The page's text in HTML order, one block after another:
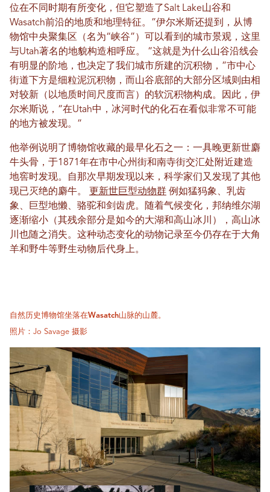
位在不同时期有所变化，但它塑造了Salt Lake山谷和
Wasatch前沿的地质和地理特征。”伊尔米斯还提到，从博
物馆中央聚集区（名为“峡谷”）可以看到的城市景观，这里
与Utah著名的地貌构造相呼应。 “这就是为什么山谷沿线会
有明显的阶地，也决定了我们城市所建的沉积物，”市中心
街道下方是细粒泥沉积物，而山谷底部的大部分区域则由相
对较新（以地质时间尺度而言）的软沉积物构成。因此，伊
尔米斯说，“在Utah中，冰河时代的化石在看似非常不可能
的地方被发现。”
他举例说明了博物馆收藏的最早化石之一：一具晚更新世麝
牛头骨，于1871年在市中心州街和南寺街交汇处附近建造
地窖时发现。自那次早期发现以来，科学家们又发现了其他
现已灭绝的麝牛。
更新世巨型动物群 例如猛犸象、乳齿
象、巨型地懒、骆驼和剑齿虎。随着气候变化，邦纳维尔湖
逐渐缩小（其残余部分是如今的大湖和高山冰川），高山冰
川也随之消失。这种动态变化的动物记录至今仍存在于大角
羊和野牛等野生动物后代身上。
自然历史博物馆坐落在Wasatch山脉的山麓。
照片：Jo Savage 摄影